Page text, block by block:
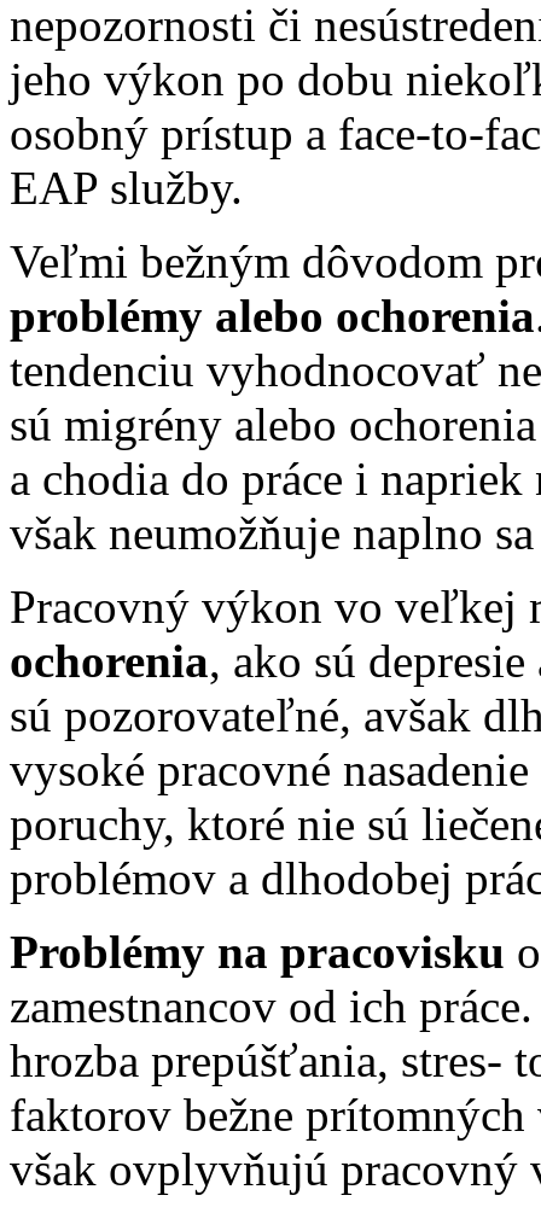
nepozornosti či
jeho výkon po dobu
osobný prístup a face-to-
EAP služby.
Veľmi bežným dôvodom
problémy alebo ochorenia
tendenciu vyhodnocovať
sú migrény alebo
a chodia do práce i
však neumožňuje naplno
Pracovný výkon vo
ochorenia, ako sú
sú pozorovateľné, avšak
vysoké pracovné
poruchy, ktoré nie sú
problémov a dlhodobej
Problémy na pracovisku
zamestnancov od ich
hrozba prepúšťania, stres-
faktorov bežne
však ovplyvňujú pracovný